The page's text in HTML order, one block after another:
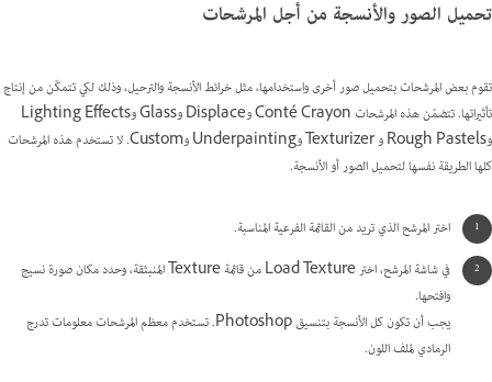
تحميل الصور والأنسجة من أجل المرشحات
تقوم بعض المرشحات بتحميل صور أخرى واستخدامها، مثل خرائط الأنسجة والترحيل، وذلك لكي تتمكّن من إنتاج
تأثيراتها. تتضمّن هذه المرشحات Conté Crayon وDisplace وGlass وLighting Effects
وRough Pastels و Texturizer وUnderpainting وCustom. لا تستخدم هذه المرشحات
كلها الطريقة نفسها لتحميل الصور أو الأنسجة.
اختر المرشح الذي تريد من القائمة الفرعية المناسبة.
في شاشة المرشح، اختر Load Texture من قائمة Texture المنبثقة، وحدد مكان صورة نسيج
وافتحها.
يجب أن تكون كل الأنسجة بتنسيق Photoshop. تستخدم معظم المرشحات معلومات تدرج
الرمادي لملف اللون.